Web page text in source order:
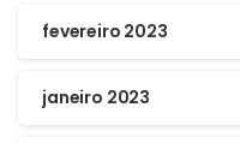
fevereiro 2023
janeiro 2023